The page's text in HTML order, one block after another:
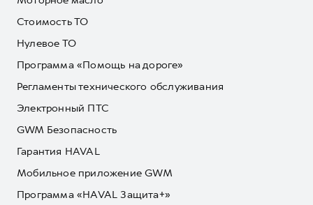
Стоимость ТО
Нулевое ТО
Программа «Помощь на дороге»
Регламенты технического обслуживания
Электронный ПТС
GWM Безопасность
Гарантия HAVAL
Мобильное приложение GWM
Программа «HAVAL Защита+»